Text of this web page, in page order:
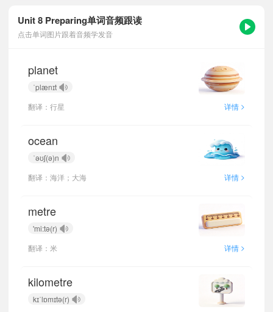
Unit 8 Preparing单词音频跟读
点击单词图片跟着音频学发音
planet
ˈplænɪt
翻译：行星
详情 >
ocean
ˈəʊʃ(ə)n
翻译：海洋；大海
详情 >
metre
'mi:tə(r)
翻译：米
详情 >
kilometre
kɪˈlɒmɪtə(r)